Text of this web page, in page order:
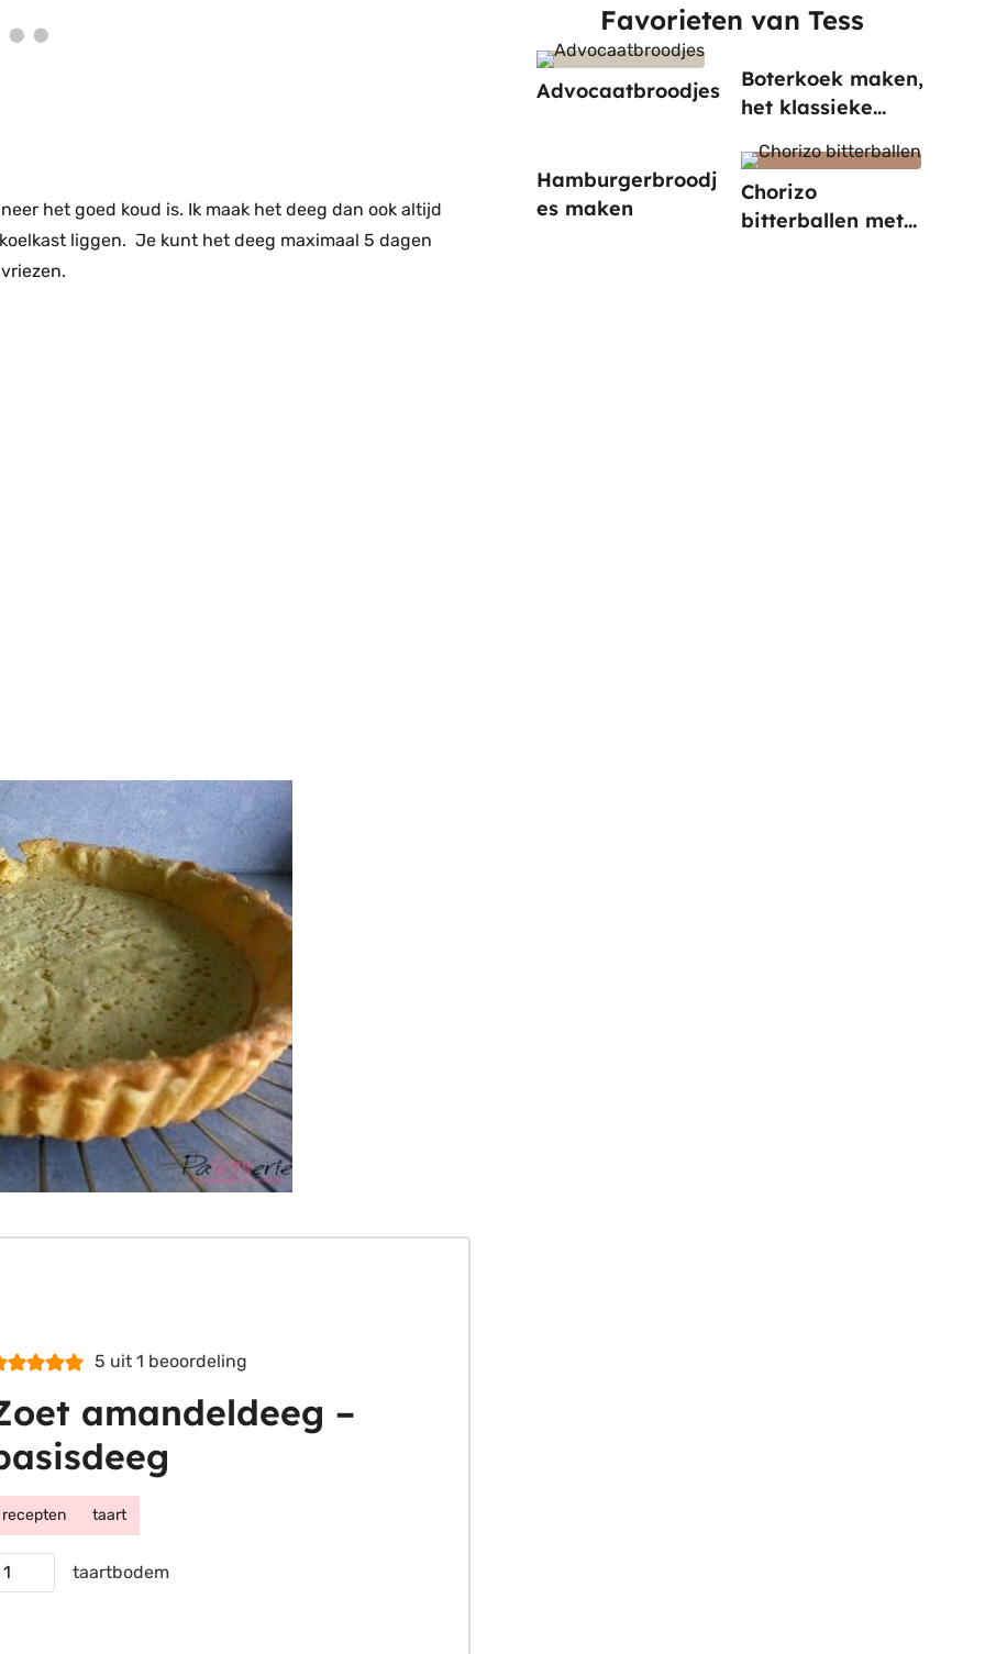
het goed koud is. Ik maak het deeg dan ook altijd
liggen. Je kunt het deeg maximaal 5 dagen
5 uit 1 beoordeling
amandeldeeg –
recepten taart
taartbodem
Favorieten van Tess
Advocaatbroodjes
Boterkoek maken,
het klassieke
Hamburgerbroodj
es maken
Chorizo
bitterballen met